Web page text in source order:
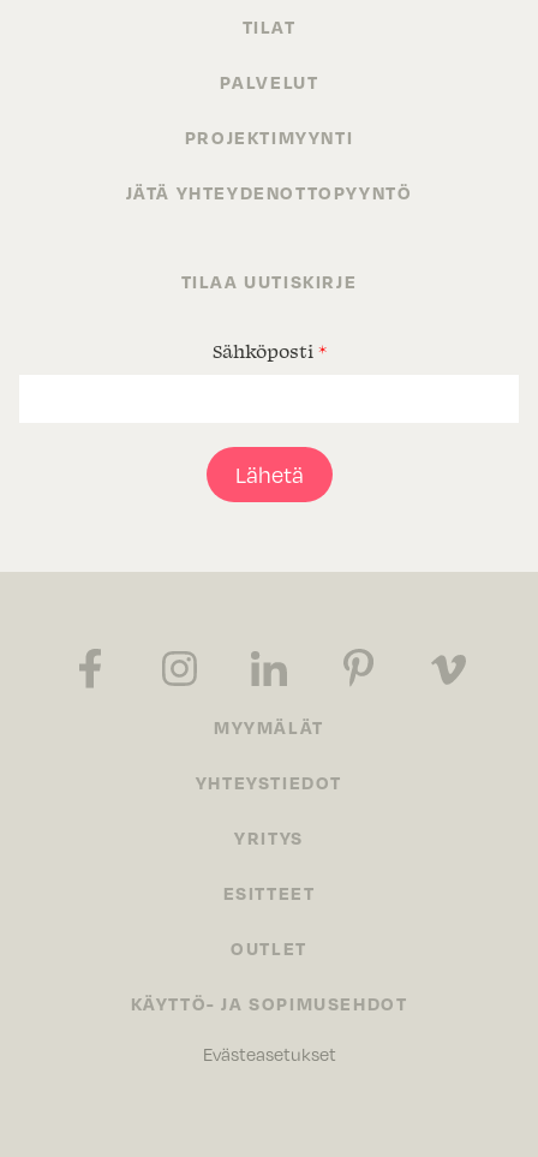
TILAT
PALVELUT
PROJEKTIMYYNTI
JÄTÄ YHTEYDENOTTOPYYNTÖ
TILAA UUTISKIRJE
Sähköposti *
Lähetä
MYYMÄLÄT
YHTEYSTIEDOT
YRITYS
ESITTEET
OUTLET
KÄYTTÖ- JA SOPIMUSEHDOT
Evästeasetukset